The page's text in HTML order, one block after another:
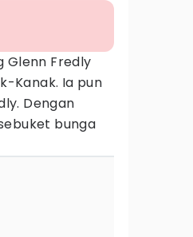
Glenn Fredly
Kanak. Ia pun
Dengan
bunga